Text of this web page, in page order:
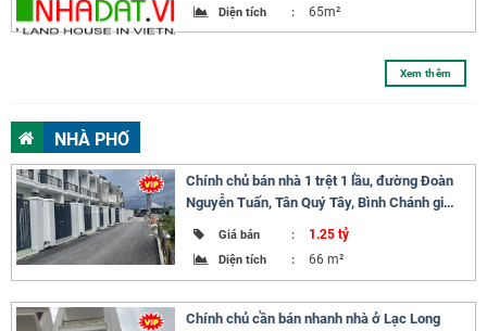
Diện tích : 65m²
Xem thêm
NHÀ PHỐ
Chính chủ bán nhà 1 trệt 1 lầu, đường Đoàn
Nguyễn Tuấn, Tân Quý Tây, Bình Chánh giá
Giá bán : 1.25 tỷ
Diện tích : 66 m²
Chính chủ cần bán nhanh nhà ở Lạc Long